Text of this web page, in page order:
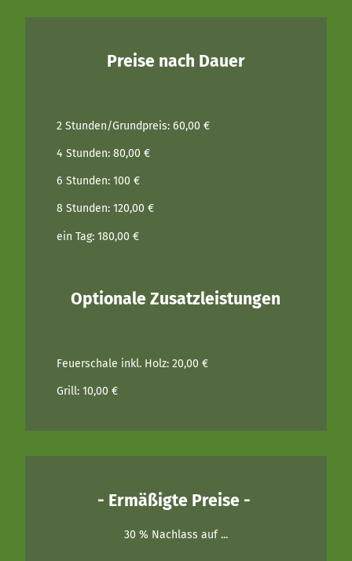
Preise nach Dauer
2 Stunden/Grundpreis: 60,00 €
4 Stunden: 80,00 €
6 Stunden: 100 €
8 Stunden: 120,00 €
ein Tag: 180,00 €
Optionale Zusatzleistungen
Feuerschale inkl. Holz: 20,00 €
Grill: 10,00 €
- Ermäßigte Preise -
30 % Nachlass auf ...